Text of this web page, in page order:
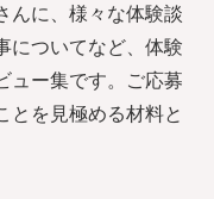
んに、様々な体験談
についてなど、体験
ュー集です。ご応募
とを見極める材料と